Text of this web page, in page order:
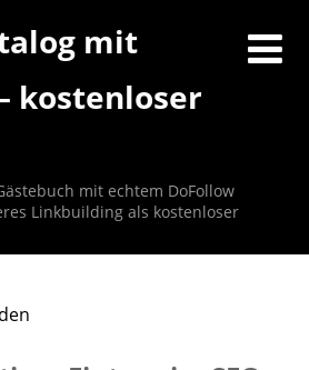
mit
kostenloser
mit echtem DoFollow
Linkbuilding als kostenloser